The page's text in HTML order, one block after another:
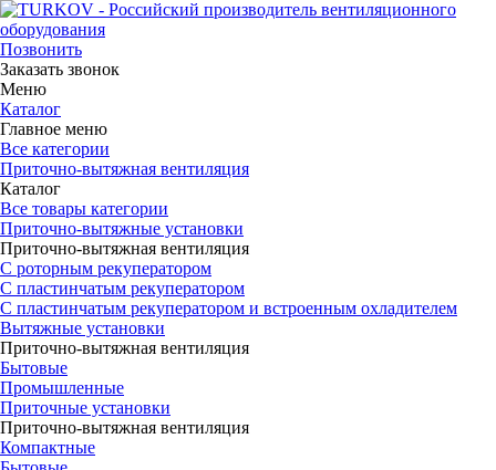
Позвонить
Заказать звонок
Меню
Каталог
Главное меню
Все категории
Приточно-вытяжная вентиляция
Каталог
Все товары категории
Приточно-вытяжные установки
Приточно-вытяжная вентиляция
С роторным рекуператором
С пластинчатым рекуператором
С пластинчатым рекуператором и встроенным охладителем
Вытяжные установки
Приточно-вытяжная вентиляция
Бытовые
Промышленные
Приточные установки
Приточно-вытяжная вентиляция
Компактные